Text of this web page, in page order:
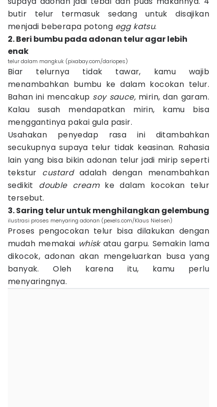
butir telur termasuk sedang untuk disajikan
menjadi beberapa potong egg katsu.
2. Beri bumbu pada adonan telur agar lebih
enak
telur dalam mangkuk (pixabay.com/dariopes)
Biar telurnya tidak tawar, kamu wajib
menambahkan bumbu ke dalam kocokan telur.
Bahan ini mencakup soy sauce, mirin, dan garam.
Kalau susah mendapatkan mirin, kamu bisa
menggantinya pakai gula pasir.
Usahakan penyedap rasa ini ditambahkan
secukupnya supaya telur tidak keasinan. Rahasia
lain yang bisa bikin adonan telur jadi mirip seperti
tekstur custardadalah dengan menambahkan
sedikit double creamke dalam kocokan telur
tersebut.
3. Saring telur untuk menghilangkan gelembung
ilustrasi proses menyaring adonan (pexels.com/Klaus Nielsen)
Proses pengocokan telur bisa dilakukan dengan
mudah memakai whiskatau garpu. Semakin lama
dikocok, adonan akan mengeluarkan busa yang
banyak. Oleh karena itu, kamu perlu
menyaringnya.